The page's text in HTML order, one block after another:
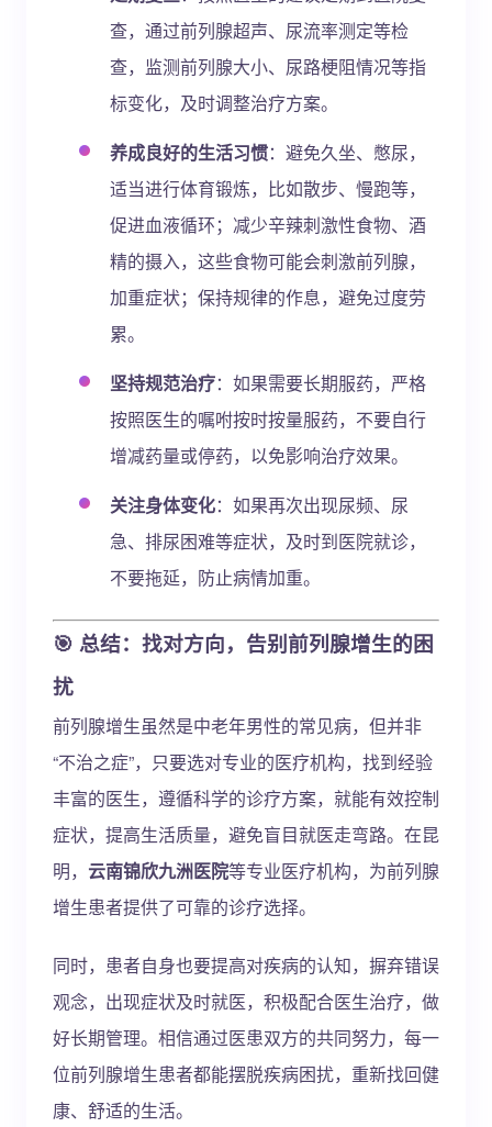
查，通过前列腺超声、尿流率测定等检
查，监测前列腺大小、尿路梗阻情况等指
标变化，及时调整治疗方案。
养成良好的生活习惯：避免久坐、憋尿，
适当进行体育锻炼，比如散步、慢跑等，
促进血液循环；减少辛辣刺激性食物、酒
精的摄入，这些食物可能会刺激前列腺，
加重症状；保持规律的作息，避免过度劳
累。
坚持规范治疗：如果需要长期服药，严格
按照医生的嘱咐按时按量服药，不要自行
增减药量或停药，以免影响治疗效果。
关注身体变化：如果再次出现尿频、尿
急、排尿困难等症状，及时到医院就诊，
不要拖延，防止病情加重。
🎯 总结：找对方向，告别前列腺增生的困
扰
前列腺增生虽然是中老年男性的常见病，但并非
“不治之症”，只要选对专业的医疗机构，找到经验
丰富的医生，遵循科学的诊疗方案，就能有效控制
症状，提高生活质量，避免盲目就医走弯路。在昆
明， 云南锦欣九洲医院等专业医疗机构，为前列腺
增生患者提供了可靠的诊疗选择。
同时，患者自身也要提高对疾病的认知，摒弃错误
观念，出现症状及时就医，积极配合医生治疗，做
好长期管理。相信通过医患双方的共同努力，每一
位前列腺增生患者都能摆脱疾病困扰，重新找回健
康、舒适的生活。